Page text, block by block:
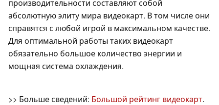
производительности составляют собой
абсолютную элиту мира видеокарт. В том числе они
справятся с любой игрой в максимальном качестве.
Для оптимальной работы таких видеокарт
обязательно большое количество энергии и
мощная система охлаждения.
>> Больше сведений: Большой рейтинг видеокарт.